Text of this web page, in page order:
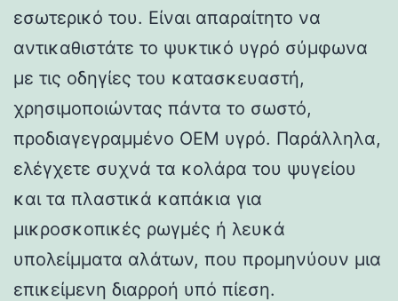
εσωτερικό του. Είναι απαραίτητο να
αντικαθιστάτε το ψυκτικό υγρό σύμφωνα
με τις οδηγίες του κατασκευαστή,
χρησιμοποιώντας πάντα το σωστό,
προδιαγεγραμμένο OEM υγρό. Παράλληλα,
ελέγχετε συχνά τα κολάρα του ψυγείου
και τα πλαστικά καπάκια για
μικροσκοπικές ρωγμές ή λευκά
υπολείμματα αλάτων, που προμηνύουν μια
επικείμενη διαρροή υπό πίεση.